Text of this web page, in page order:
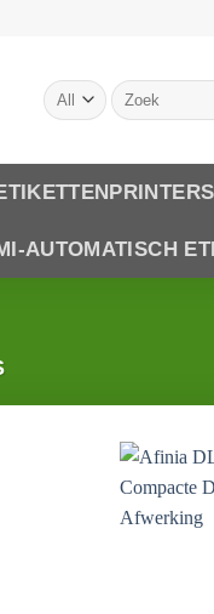
Zoeken
naar:
AUTOMATISCH